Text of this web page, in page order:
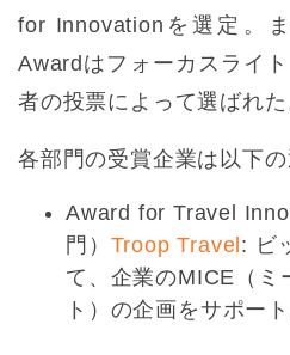
for Innovationを選定。
Awardはフォーカスライ
者の投票によって選ばれた
各部門の受賞企業は以下の
Award for Travel
門） Troop Travel: ビ
て、企業のMICE（ミ
ト）の企画をサポート